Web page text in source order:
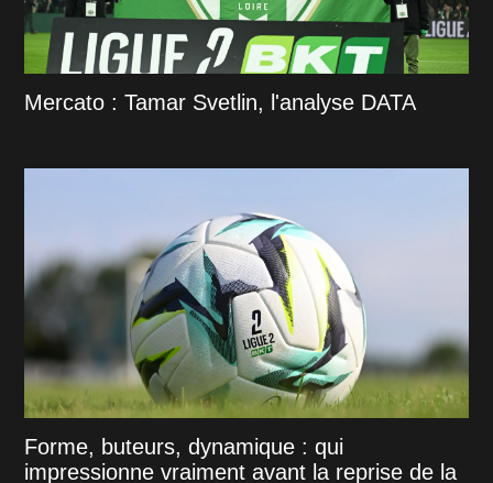
Mercato : Tamar Svetlin, l'analyse DATA
Forme, buteurs, dynamique : qui
impressionne vraiment avant la reprise de la